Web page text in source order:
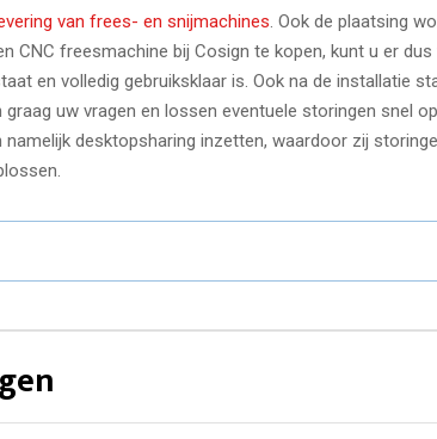
van frees- en snijmachines . Ook de plaatsing
CNC freesmachine bij Cosign te kopen, kunt u er
en volledig gebruiksklaar is. Ook na de installatie
uw vragen en lossen eventuele storingen snel
desktopsharing inzetten, waardoor zij